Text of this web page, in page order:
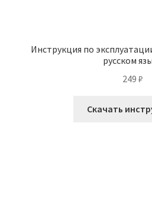
Инструкция по
русском
249 ₽
Скачать